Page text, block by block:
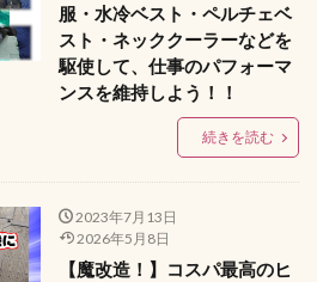
服・水冷ベスト・ペルチェベ
スト・ネッククーラーなどを
駆使して、仕事のパフォーマ
ンスを維持しよう！！
続きを読む
2023年7月13日
2026年5月8日
【魔改造！】コスパ最高のヒ